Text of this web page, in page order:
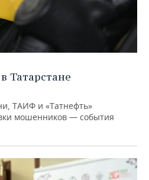
Татарстане
ТАИФ и «Татнефть»
мошенников — события